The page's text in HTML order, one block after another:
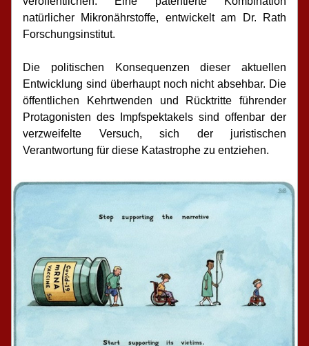
natürlicher Mikronährstoffe, entwickelt am Dr. Rath
Forschungsinstitut.
Die politischen Konsequenzen dieser aktuellen
Entwicklung sind überhaupt noch nicht absehbar. Die
öffentlichen Kehrtwenden und Rücktritte führender
Protagonisten des Impfspektakels sind offenbar der
verzweifelte Versuch, sich der juristischen
Verantwortung für diese Katastrophe zu entziehen.